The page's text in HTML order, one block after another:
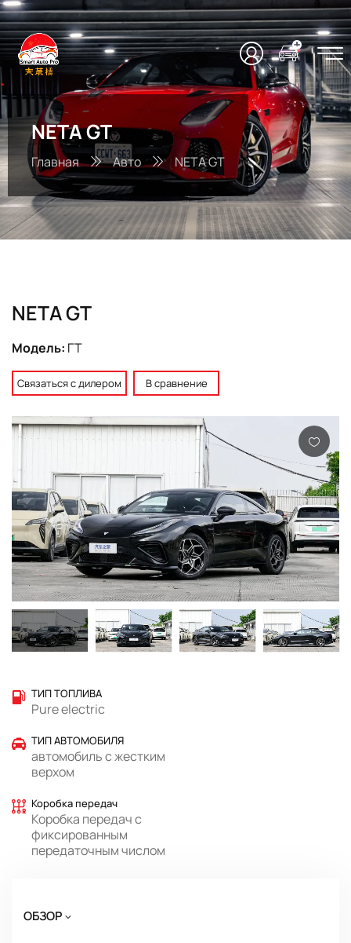
NETA GT
Главная Авто NETA GT
NETA GT
Модель: ГТ
Связаться с дилером В сравнение
ТИП ТОПЛИВА
Pure electric
ТИП АВТОМОБИЛЯ
автомобиль с жестким
верхом
Коробка передач
Коробка передач с
фиксированным
передаточным числом
ОБЗОР